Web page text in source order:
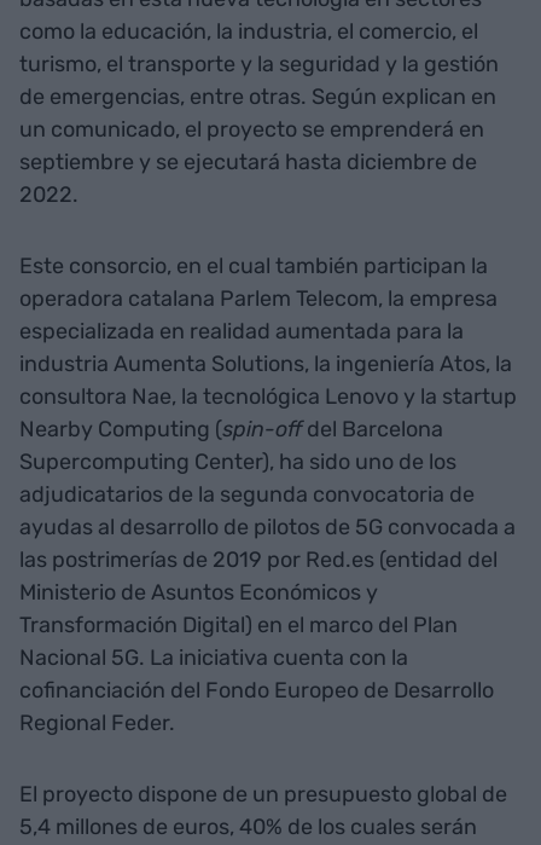
como la educación, la industria, el comercio, el
turismo, el transporte y la seguridad y la gestión
de emergencias, entre otras. Según explican en
un comunicado, el proyecto se emprenderá en
septiembre y se ejecutará hasta diciembre de
2022.
Este consorcio, en el cual también participan la
operadora catalana Parlem Telecom, la empresa
especializada en realidad aumentada para la
industria Aumenta Solutions, la ingeniería Atos, la
consultora Nae, la tecnológica Lenovo y la startup
Nearby Computing (spin-offdel Barcelona
Supercomputing Center), ha sido uno de los
adjudicatarios de la segunda convocatoria de
ayudas al desarrollo de pilotos de 5G convocada a
las postrimerías de 2019 por Red.es (entidad del
Ministerio de Asuntos Económicos y
Transformación Digital) en el marco del Plan
Nacional 5G. La iniciativa cuenta con la
cofinanciación del Fondo Europeo de Desarrollo
Regional Feder.
El proyecto dispone de un presupuesto global de
5,4 millones de euros, 40% de los cuales serán